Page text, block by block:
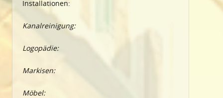
Installationen:
Kanalreinigung:
Logopädie:
Markisen:
Möbel: